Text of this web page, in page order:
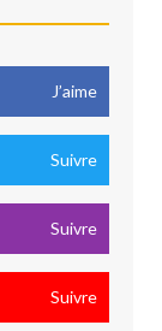
J’aime
Suivre
Suivre
Suivre